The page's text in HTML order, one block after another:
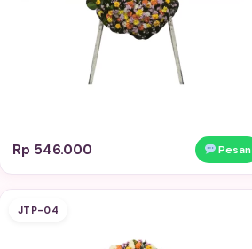
Rp 546.000 Pesan
JTP-04